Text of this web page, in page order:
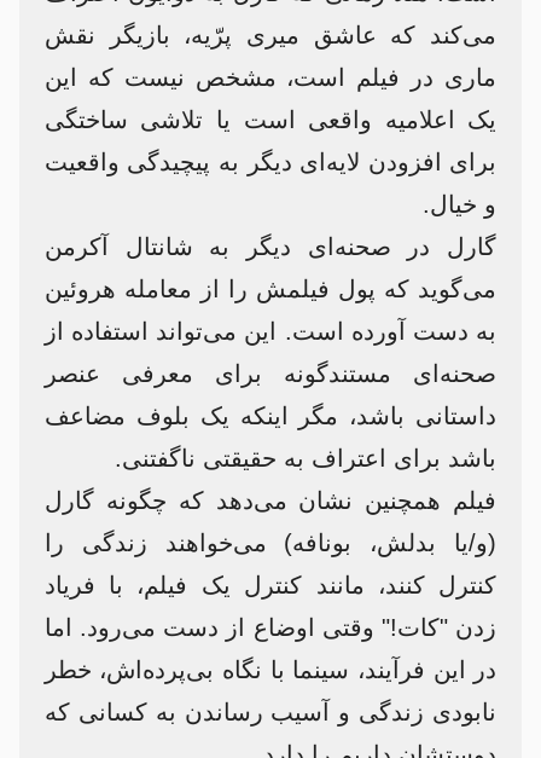
می‌کند که عاشق میری پرّیه، بازیگر نقش
ماری در فیلم است، مشخص نیست که این
یک اعلامیه واقعی است یا تلاشی ساختگی
برای افزودن لایه‌ای دیگر به پیچیدگی واقعیت
و خیال.
گارل در صحنه‌ای دیگر به شانتال آکرمن
می‌گوید که پول فیلمش را از معامله هروئین
به دست آورده است. این می‌تواند استفاده از
صحنه‌ای مستندگونه برای معرفی عنصر
داستانی باشد، مگر اینکه یک بلوف مضاعف
باشد برای اعتراف به حقیقتی ناگفتنی.
فیلم همچنین نشان می‌دهد که چگونه گارل
(و/یا بدلش، بونافه) می‌خواهند زندگی را
کنترل کنند، مانند کنترل یک فیلم، با فریاد
زدن "کات!" وقتی اوضاع از دست می‌رود. اما
در این فرآیند، سینما با نگاه بی‌پرده‌اش، خطر
نابودی زندگی و آسیب رساندن به کسانی که